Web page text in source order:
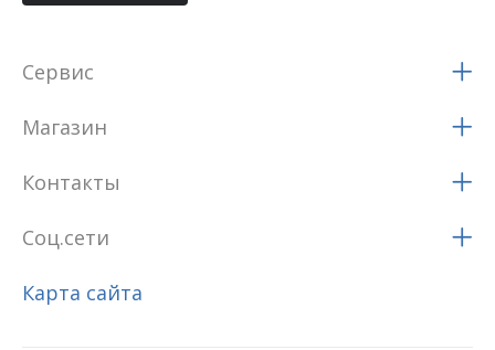
Сервис
Магазин
Контакты
Соц.сети
Карта сайта